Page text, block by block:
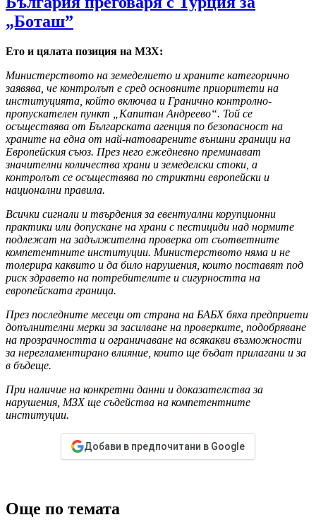
„Боташ”
Ето и цялата позиция на МЗХ:
Министерството на земеделието и храните категорично
заявява, че контролът е сред основните приоритети на
институцията, който включва и Гранично контролно-
пропускателен пункт „Капитан Андреево“. Той се
осъществява от Българската агенция по безопасност на
храните на една от най-натоварените външни граници на
Европейския съюз. През него ежедневно преминават
значителни количества храни и земеделски стоки, а
контролът се осъществява по стриктни европейски и
национални правила.
Всички сигнали и твърдения за евентуални корупционни
практики или допускане на храни с пестициди над нормите
подлежат на задължителна проверка от съответните
компетентните институции. Министерството няма и не
толерира каквито и да било нарушения, които поставят под
риск здравето на потребителите и сигурността на
европейската граница.
През последните месеци от страна на БАБХ бяха предприети
допълнителни мерки за засилване на проверките, подобряване
на прозрачността и ограничаване на всякакви възможности
за нерегламентирано влияние, които ще бъдат прилагани и за
в бъдеще.
При наличие на конкретни данни и доказателства за
нарушения, МЗХ ще съдейства на компетентните
институции.
Добави в предпочитани в Google
Още по темата